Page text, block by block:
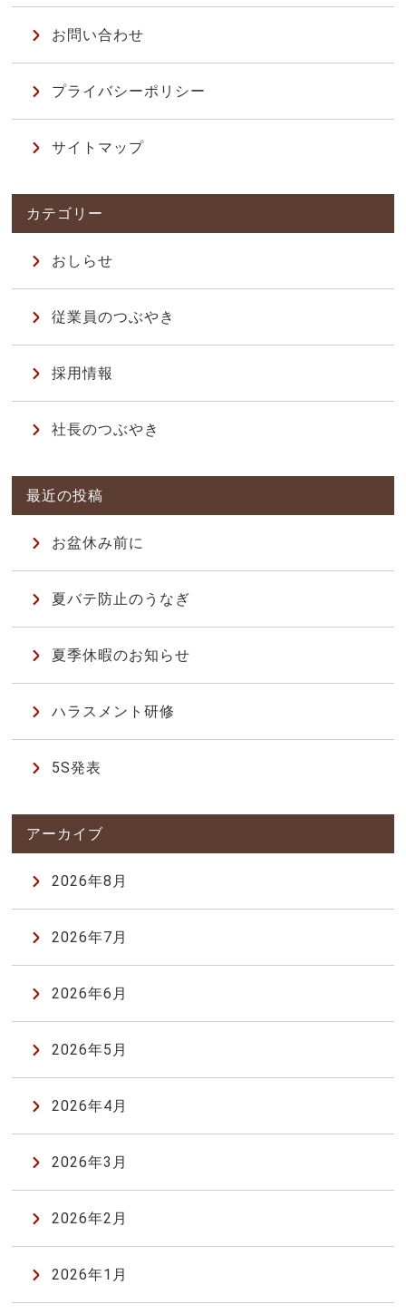
お問い合わせ
プライバシーポリシー
サイトマップ
おしらせ
従業員のつぶやき
採用情報
社長のつぶやき
お盆休み前に
夏バテ防止のうなぎ
夏季休暇のお知らせ
ハラスメント研修
5S発表
2026年8月
2026年7月
2026年6月
2026年5月
2026年4月
2026年3月
2026年2月
2026年1月